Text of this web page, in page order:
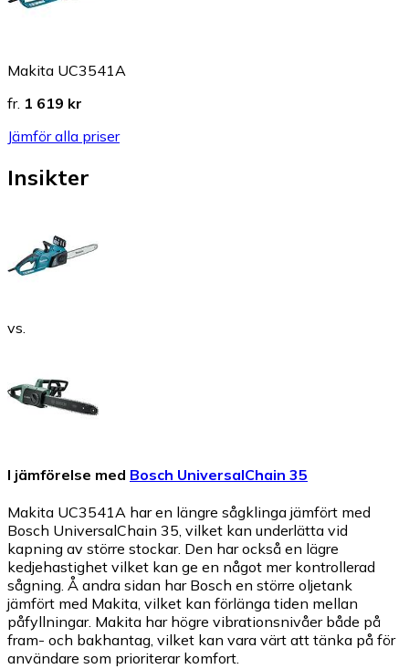
Makita UC3541A
fr. 1 619 kr
Jämför alla priser
Insikter
vs.
I jämförelse med Bosch UniversalChain 35
Makita UC3541A har en längre sågklinga jämfört med
Bosch UniversalChain 35, vilket kan underlätta vid
kapning av större stockar. Den har också en lägre
kedjehastighet vilket kan ge en något mer kontrollerad
sågning. Å andra sidan har Bosch en större oljetank
jämfört med Makita, vilket kan förlänga tiden mellan
påfyllningar. Makita har högre vibrationsnivåer både på
fram- och bakhantag, vilket kan vara värt att tänka på för
användare som prioriterar komfort.